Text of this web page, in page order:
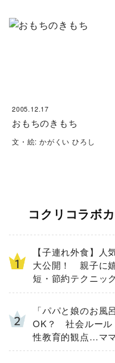
2005.12.17
おもちのきもち
文・絵: かがくい ひろし
コクリコラボ
【子連れ外食】人
大公開！ 親子に
短・節約テクニッ
「パパと娘のお風
OK？ 社会ルール
性教育的観点…マ
た「大切にしたい